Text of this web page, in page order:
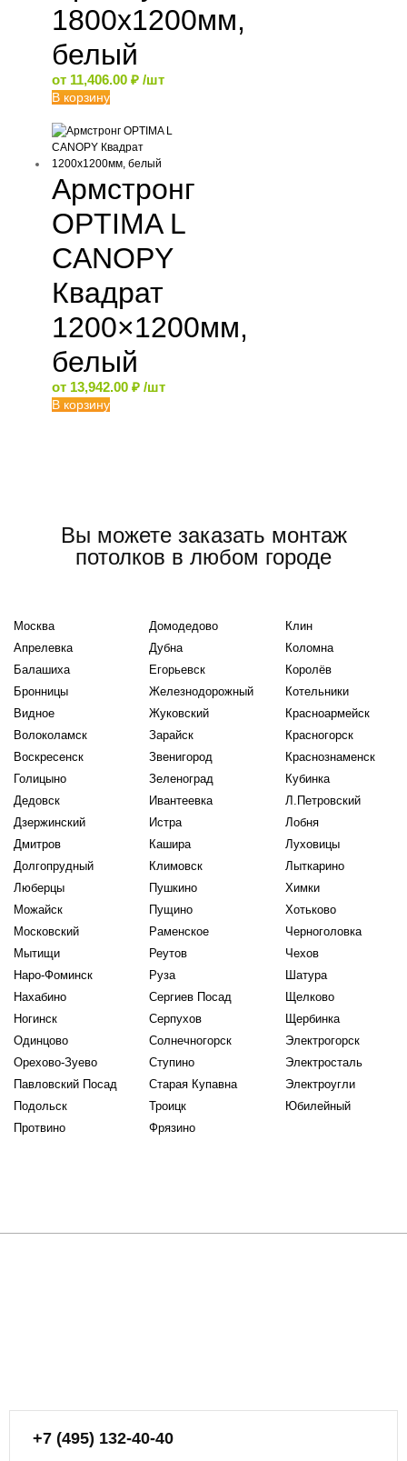
1800х1200мм,
белый
от 11,406.00 ₽ /шт
В корзину
Армстронг
OPTIMA L
CANOPY
Квадрат
1200×1200мм,
белый
от 13,942.00 ₽ /шт
В корзину
Вы можете заказать монтаж
потолков в любом городе
Москва
Апрелевка
Балашиха
Бронницы
Видное
Волоколамск
Воскресенск
Голицыно
Дедовск
Дзержинский
Дмитров
Долгопрудный
Домодедово
Дубна
Егорьевск
Железнодорожный
Жуковский
Зарайск
Звенигород
Зеленоград
Ивантеевка
Истра
Кашира
Климовск
Клин
Коломна
Королёв
Котельники
Красноармейск
Красногорск
Краснознаменск
Кубинка
Л.Петровский
Лобня
Луховицы
Лыткарино
Люберцы
Можайск
Московский
Мытищи
Наро-Фоминск
Нахабино
Ногинск
Одинцово
Орехово-Зуево
Павловский Посад
Подольск
Протвино
Пушкино
Пущино
Раменское
Реутов
Руза
Сергиев Посад
Серпухов
Солнечногорск
Ступино
Старая Купавна
Троицк
Фрязино
Химки
Хотьково
Черноголовка
Чехов
Шатура
Щелково
Щербинка
Электрогорск
Электросталь
Электроугли
Юбилейный
+7 (495) 132-40-40